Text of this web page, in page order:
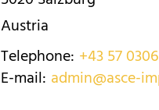
Austria
Telephone: +43 57
E-mail: admin@asce-